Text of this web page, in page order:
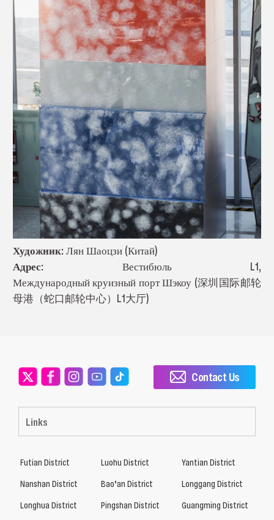
Художник: Лян Шаоцзи (Китай)
Адрес: Вестибюль L1,
Международный круизный порт Шэкоу (深圳国际邮轮
母港（蛇口邮轮中心）L1大厅)
Links
Contact Us
Futian District Luohu District
Yantian District
Nanshan District
Bao’an District
Longgang District
Longhua District
Pingshan District Guangming District